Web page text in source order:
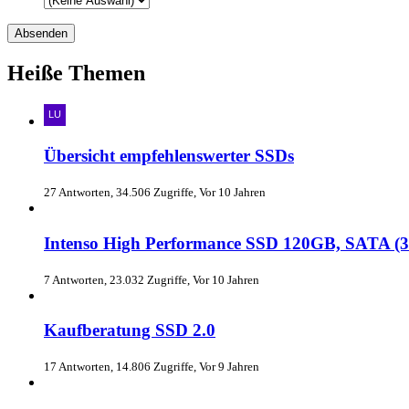
Heiße Themen
Übersicht empfehlenswerter SSDs
27 Antworten, 34.506 Zugriffe, Vor 10 Jahren
Intenso High Performance SSD 120GB, SATA
7 Antworten, 23.032 Zugriffe, Vor 10 Jahren
Kaufberatung SSD 2.0
17 Antworten, 14.806 Zugriffe, Vor 9 Jahren